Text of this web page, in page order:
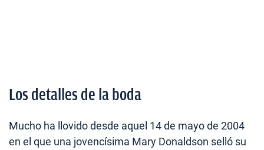
Los detalles de la boda
Mucho ha llovido desde aquel 14 de mayo de 2004
en el que una jovencísima Mary Donaldson selló su